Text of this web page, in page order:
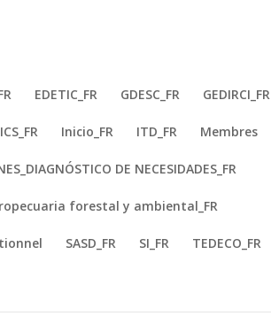
EDETIC_FR GDESC_FR GEDIRCI_FR
ICS_FR Inicio_FR ITD_FR Membres
DE NECESIDADES_FR
forestal y ambiental_FR
SASD_FR SI_FR TEDECO_FR